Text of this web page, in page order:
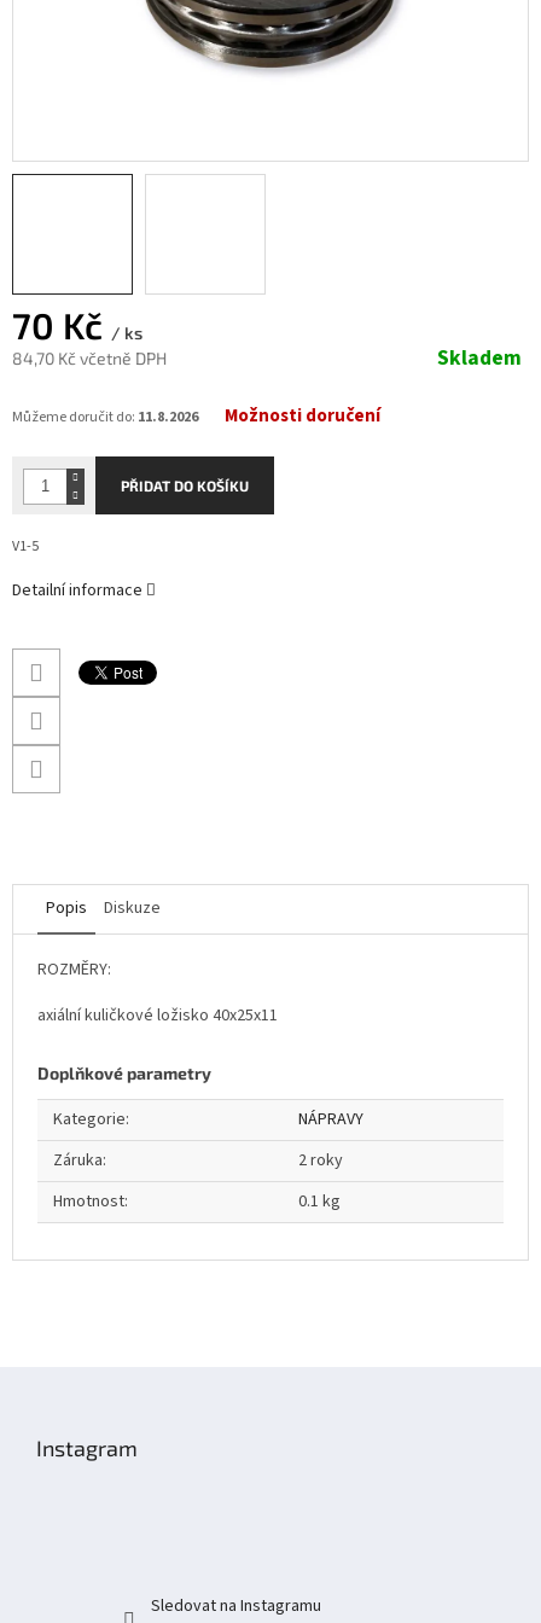
70 Kč / ks
84,70 Kč včetně DPH
cena:
Skladem
Můžeme doručit do: 11.8.2026 Možnosti doručení
PŘIDAT DO KOŠÍKU
V1-5
Detailní informace
Popis Diskuze
ROZMĚRY:
axiální kuličkové ložisko 40x25x11
Doplňkové parametry
Kategorie:
NÁPRAVY
Záruka:
2 roky
Hmotnost: 0.1 kg
Instagram
Sledovat na Instagramu